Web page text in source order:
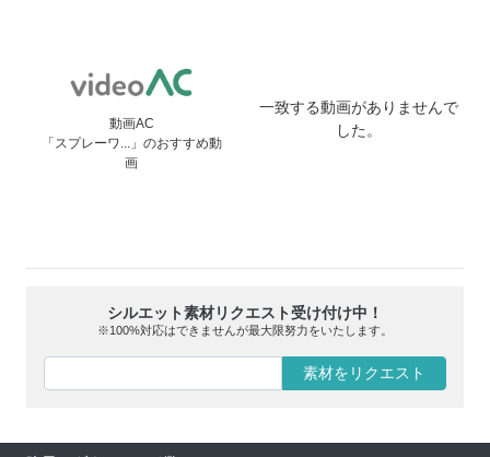
動画AC
「スプレーワ...」のおすすめ動
画
一致する動画がありませんで
した。
シルエット素材リクエスト受け付け中！
※100%対応はできませんが最大限努力をいたします。
素材をリクエスト